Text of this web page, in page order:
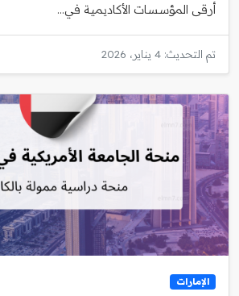
أرقى المؤسسات الأكاديمية في...
تم التحديث: 4 يناير، 2026
الإمارات